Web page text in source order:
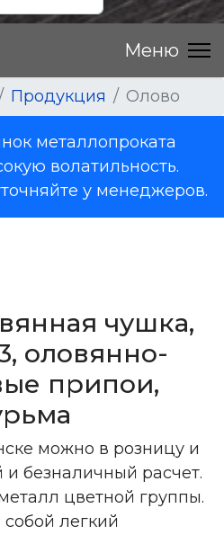
Продукция Олово
металлопроката
волатильность.
у менеджеров.
чушка,
оловянно-
припои,
можно в розницу и
безналичный расчет.
цветной группы.
легкий